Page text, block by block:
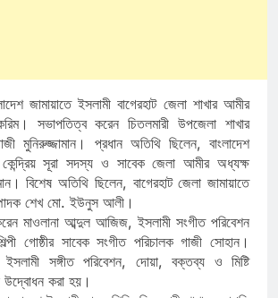
জামায়াতে ইসলামী বাগেরহাট জেলা শাখার আমীর
সভাপতিত্ব করেন চিতলমারী উপজেলা শাখার
মুনিরুজ্জামান। প্রধান অতিথি ছিলেন, বাংলাদেশ
কেন্দ্রিয় সূরা সদস্য ও সাবেক জেলা আমীর অধ্যক্ষ
বিশেষ অতিথি ছিলেন, বাগেরহাট জেলা জামায়াতে
শেখ মো. ইউনুস আলী।
মাওলানা আব্দুল আজিজ, ইসলামী সংগীত পরিবেশন
গোষ্ঠীর সাবেক সংগীত পরিচালক গাজী সোহান।
সঙ্গীত পরিবেশন, দোয়া, বক্তব্য ও মিষ্টি
উদ্বোধন করা হয়।